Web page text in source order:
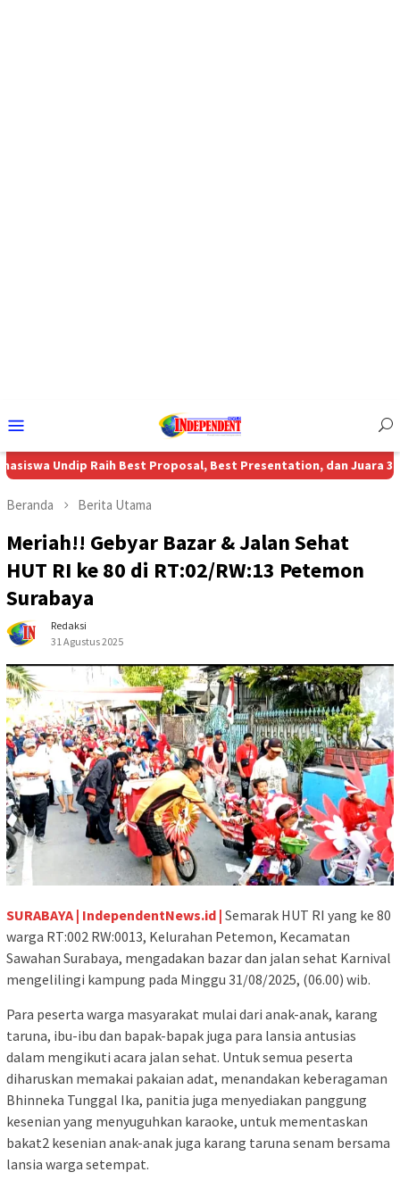
Mobile
Raih Best Proposal, Best Presentation, dan Juara 3 Nasional
Beranda Berita Utama
Meriah!! Gebyar Bazar & Jalan Sehat
HUT RI ke 80 di RT:02/RW:13 Petemon
Surabaya
Redaksi
31 Agustus 2025
SURABAYA | IndependentNews.id | Semarak HUT RI yang ke 80
warga RT:002 RW:0013, Kelurahan Petemon, Kecamatan
Sawahan Surabaya, mengadakan bazar dan jalan sehat Karnival
mengelilingi kampung pada Minggu 31/08/2025, (06.00) wib.
‎Para peserta warga masyarakat mulai dari anak-anak, karang
taruna, ibu-ibu dan bapak-bapak juga para lansia antusias
dalam mengikuti acara jalan sehat. Untuk semua peserta
diharuskan memakai pakaian adat, menandakan keberagaman
Bhinneka Tunggal Ika, panitia juga menyediakan panggung
kesenian yang menyuguhkan karaoke, untuk mementaskan
bakat2 kesenian anak-anak juga karang taruna senam bersama
lansia warga setempat.